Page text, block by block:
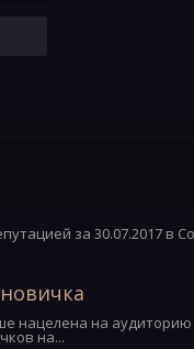
за 30.07.2017 в
нацелена на
на...